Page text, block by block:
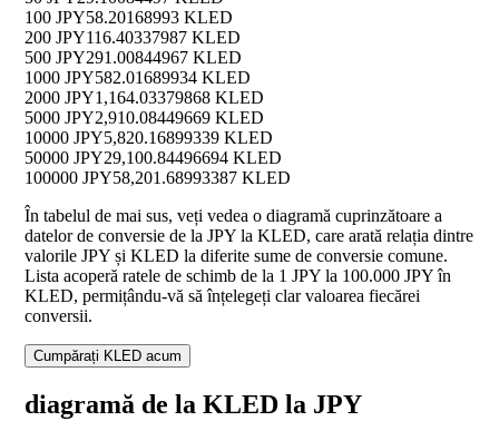
100 JPY58.20168993 KLED
200 JPY116.40337987 KLED
500 JPY291.00844967 KLED
1000 JPY582.01689934 KLED
2000 JPY1,164.03379868 KLED
5000 JPY2,910.08449669 KLED
10000 JPY5,820.16899339 KLED
50000 JPY29,100.84496694 KLED
100000 JPY58,201.68993387 KLED
În tabelul de mai sus, veți vedea o diagramă cuprinzătoare a
datelor de conversie de la JPY la KLED, care arată relația dintre
valorile JPY și KLED la diferite sume de conversie comune.
Lista acoperă ratele de schimb de la 1 JPY la 100.000 JPY în
KLED, permițându-vă să înțelegeți clar valoarea fiecărei
conversii.
Cumpărați KLED acum
diagramă de la KLED la JPY